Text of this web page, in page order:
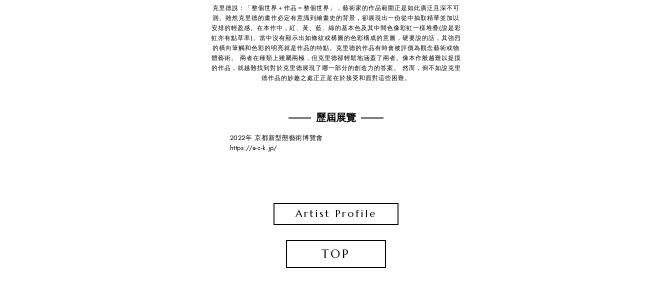
克里德說：「整個世界＋作品＝整個世界」，藝術家的作品範圍正是如此廣泛且深不可
測。雖然克里德的畫作必定有意識到繪畫史的背景，卻展現出一份從中抽取精華並加以
安排的輕盈感。在本作中，紅、黃、藍、綠的基本色及其中間色像彩虹一樣堆疊(說是彩
虹亦有點草率)。當中沒有顯示出如條紋或構圖的色彩構成的意圖，硬要說的話，其強烈
的橫向筆觸和色彩的明亮就是作品的特點。克里德的作品有時會被評價為觀念藝術或物
體藝術。 兩者在種類上雖屬兩極，但克里德卻輕鬆地涵蓋了兩者。像本作般越難以捉摸
的作品，就越難找到對於克里德展現了哪一部分的創造力的答案。 然而，倒不如說克里
德作品的妙趣之處正正是在於接受和面對這些困難。
歷屆展覽
2022年 京都新型態藝術博覽會
https://a-c-k.jp/
Artist Profile
TOP